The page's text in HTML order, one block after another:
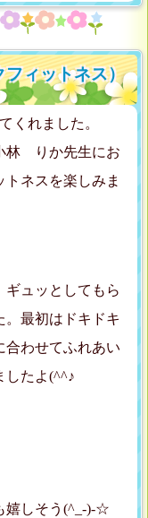
ィットネス）
くれました。
林 りか先生にお
ネスを楽しみま
ギュッとしてもら
。最初はドキドキ
合わせてふれあい
したよ(^^♪
嬉しそう(^_-)-☆